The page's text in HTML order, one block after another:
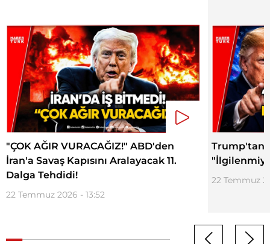
"ÇOK AĞIR VURACAĞIZ!" ABD'den
İran'a Savaş Kapısını Aralayacak 11.
Dalga Tehdidi!
22 Temmuz 2026 - 13:52
Trump'tan
22 Temmuz